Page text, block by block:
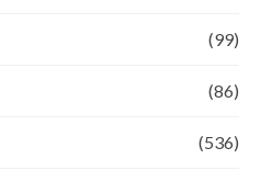
(99)
(86)
(536)